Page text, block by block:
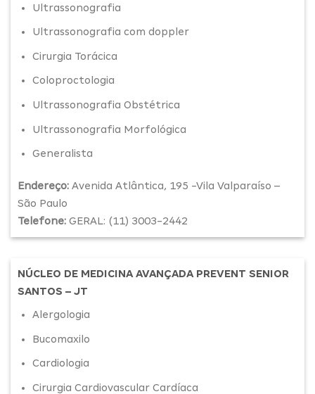
Ultrassonografia
Ultrassonografia com doppler
Cirurgia Torácica
Coloproctologia
Ultrassonografia Obstétrica
Ultrassonografia Morfológica
Generalista
Endereço: Avenida Atlântica, 195 -Vila Valparaíso –
São Paulo
Telefone: GERAL: (11) 3003-2442
NÚCLEO DE MEDICINA AVANÇADA PREVENT SENIOR
SANTOS – JT
Alergologia
Bucomaxilo
Cardiologia
Cirurgia Cardiovascular Cardíaca